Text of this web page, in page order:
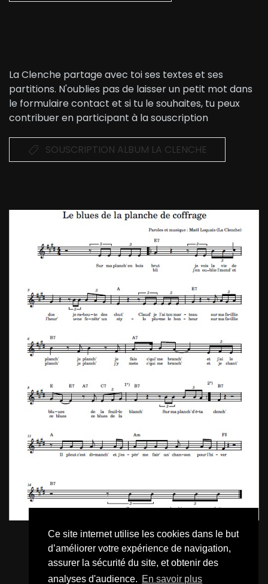
Ce site internet utilise les cookies dans le but
d’améliorer votre expérience de navigation,
assurer la sécurité du site, et obtenir des
analyses d'audience. En savoir plus
La Clenche partage avec toi ses textes et ses
partitions. N'oublies pas de laisser un petit mot dans
le formulaire contact et si tu le souhaites, tu peux
contribuer en participant à la souscription
SOUSCRIPTION ALBUM LA CLENCHE